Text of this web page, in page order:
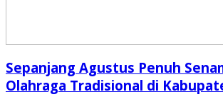
Sepanjang Agustus Penuh
Olahraga Tradisional di